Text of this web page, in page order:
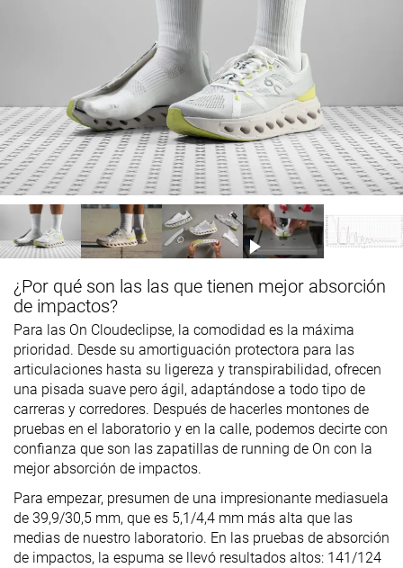
¿Por qué son las las que tienen mejor absorción
de impactos?
Para las On Cloudeclipse, la comodidad es la máxima
prioridad. Desde su amortiguación protectora para las
articulaciones hasta su ligereza y transpirabilidad, ofrecen
una pisada suave pero ágil, adaptándose a todo tipo de
carreras y corredores. Después de hacerles montones de
pruebas en el laboratorio y en la calle, podemos decirte con
confianza que son las zapatillas de running de On con la
mejor absorción de impactos.
Para empezar, presumen de una impresionante mediasuela
de 39,9/30,5 mm, que es 5,1/4,4 mm más alta que las
medias de nuestro laboratorio. En las pruebas de absorción
de impactos, la espuma se llevó resultados altos: 141/124